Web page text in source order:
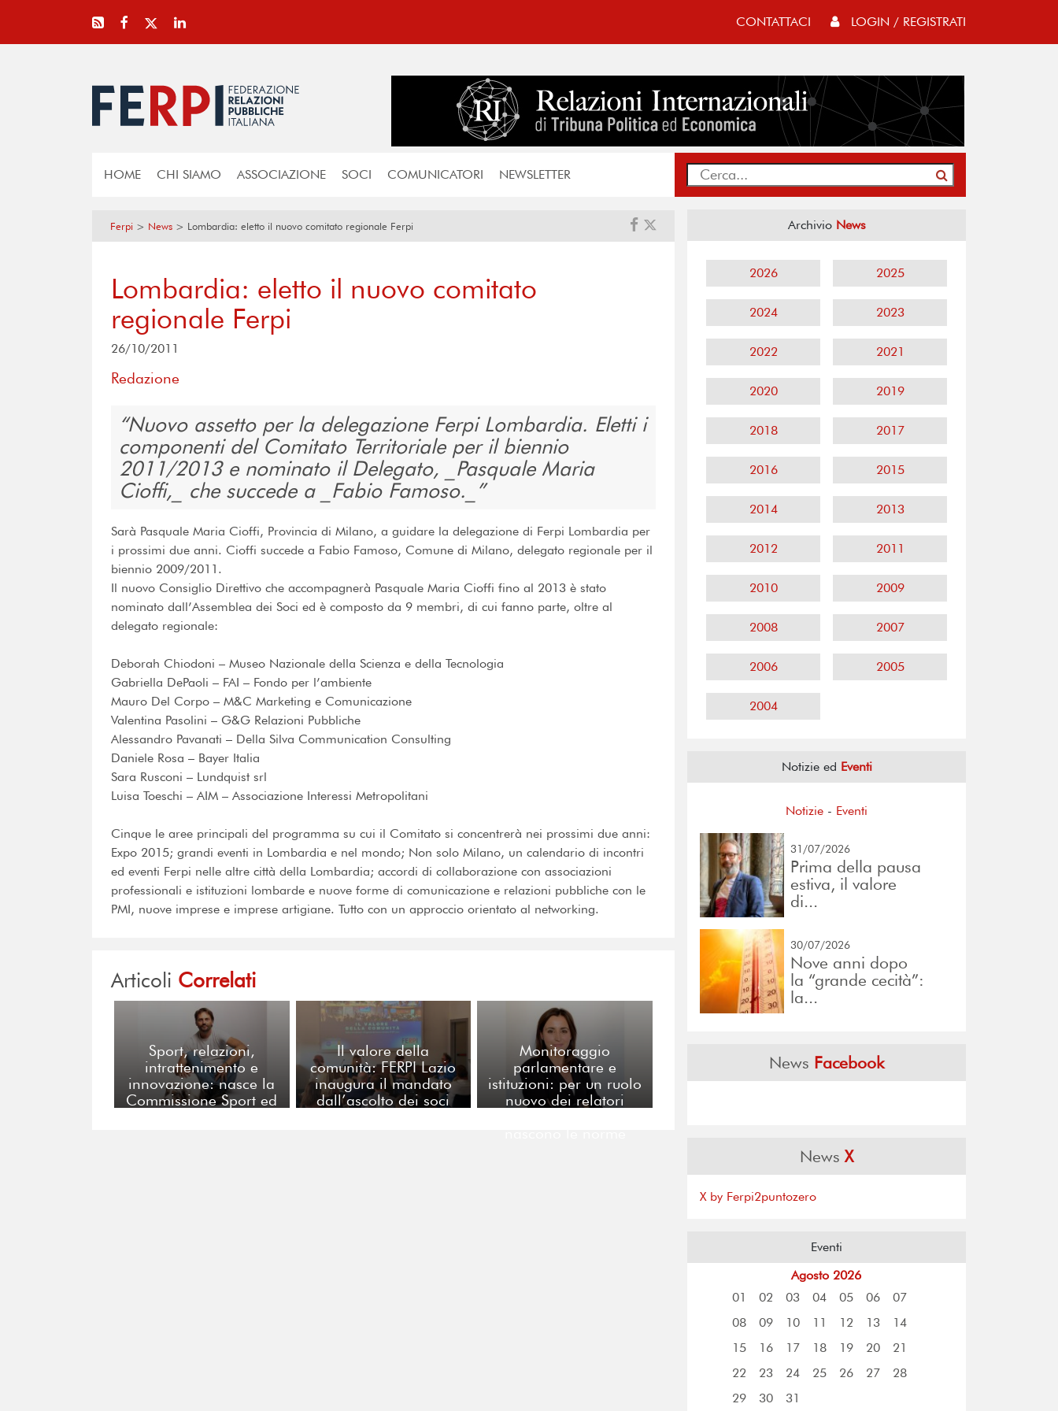
CONTATTACI LOGIN / REGISTRATI
HOME CHI SIAMO ASSOCIAZIONE SOCI COMUNICATORI NEWSLETTER
Ferpi > News > Lombardia: eletto il nuovo comitato regionale Ferpi
Lombardia: eletto il nuovo comitato
regionale Ferpi
26/10/2011
Redazione
Nuovo assetto per la delegazione Ferpi Lombardia. Eletti i
componenti del Comitato Territoriale per il biennio
2011/2013 e nominato il Delegato, _Pasquale Maria
Cioffi,_ che succede a _Fabio Famoso._
Sarà Pasquale Maria Cioffi, Provincia di Milano, a guidare la delegazione di Ferpi Lombardia per
i prossimi due anni. Cioffi succede a Fabio Famoso, Comune di Milano, delegato regionale per il
biennio 2009/2011.
Il nuovo Consiglio Direttivo che accompagnerà Pasquale Maria Cioffi fino al 2013 è stato
nominato dall’Assemblea dei Soci ed è composto da 9 membri, di cui fanno parte, oltre al
delegato regionale:
Deborah Chiodoni – Museo Nazionale della Scienza e della Tecnologia
Gabriella DePaoli – FAI – Fondo per l’ambiente
Mauro Del Corpo – M&C Marketing e Comunicazione
Valentina Pasolini – G&G Relazioni Pubbliche
Alessandro Pavanati – Della Silva Communication Consulting
Daniele Rosa – Bayer Italia
Sara Rusconi – Lundquist srl
Luisa Toeschi – AIM – Associazione Interessi Metropolitani
Cinque le aree principali del programma su cui il Comitato si concentrerà nei prossimi due anni:
Expo 2015; grandi eventi in Lombardia e nel mondo; Non solo Milano, un calendario di incontri
ed eventi Ferpi nelle altre città della Lombardia; accordi di collaborazione con associazioni
professionali e istituzioni lombarde e nuove forme di comunicazione e relazioni pubbliche con le
PMI, nuove imprese e imprese artigiane. Tutto con un approccio orientato al networking.
Articoli Correlati
Sport, relazioni,
intrattenimento e
innovazione: nasce la
Commissione Sport ed
Il valore della
comunità: FERPI Lazio
inaugura il mandato
dall’ascolto dei soci
Monitoraggio
parlamentare e
istituzioni: per un ruolo
nuovo dei relatori
Archivio News
2026 2025
2024 2023
2022 2021
2020 2019
2018 2017
2016 2015
2014 2013
2012 2011
2010 2009
2008 2007
2006 2005
2004
Notizie ed Eventi
Notizie - Eventi
31/07/2026
Prima della pausa
estiva, il valore
di...
30/07/2026
Nove anni dopo
la “grande cecità”:
la...
News Facebook
NewsX
X by Ferpi2puntozero
Eventi
Agosto 2026
01
02 03 04 05 06
07
08
09 10 11 12 13
14
15
16 17 18 19 20
21
22
23 24 25 26 27
28
29
30 31